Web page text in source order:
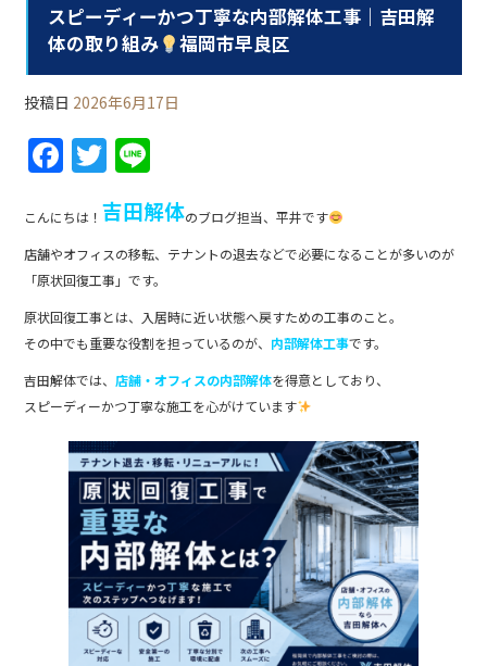
スピーディーかつ丁寧な内部解体工事｜吉田解
体の取り組み
福岡市早良区
投稿日 2026年6月17日
F
a
c
e
b
o
o
k
T
w
itt
er
n
e
こんにちは！ 吉田解体のブログ担当、平井です
店舗やオフィスの移転、テナントの退去などで必要になることが多いのが
「原状回復工事」です。
原状回復工事とは、入居時に近い状態へ戻すための工事のこと。
その中でも重要な役割を担っているのが、 内部解体工事です。
吉田解体では、 店舗・オフィスの内部解体を得意としており、
スピーディーかつ丁寧な施工を心がけています